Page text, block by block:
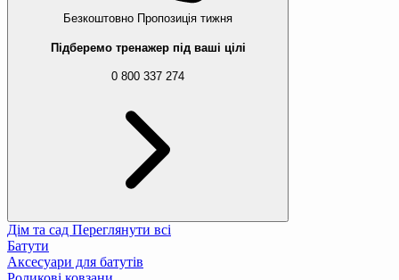
Безкоштовно Пропозиція тижня
Підберемо тренажер під ваші цілі
0 800 337 274
Дім та сад Переглянути всі
Батути
Аксесуари для батутів